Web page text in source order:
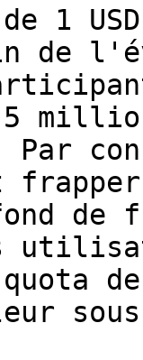
1
de
Par
de